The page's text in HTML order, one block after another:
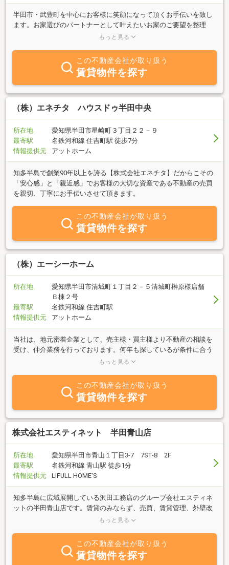
半田市・武豊町を中心にお客様に笑顔になって頂くお手伝いを致し
ます。お家選びのパートナーとして叶えたいお家のご要望を整理
し、不安なことや気になることを解決してぴったりの物件を一緒に
もっと見る
この不動産会社が取り扱う
賃貸物件を探す
（株）エネチタ ハウスドゥ半田中央
所在地
愛知県半田市星崎町３丁目２２－９
最寄駅
名鉄河和線 住吉町駅 徒歩7分
情報提供元
アットホーム
知多半島で創業90年以上を誇る【株式会社エネチタ】だからこその
「安心感」と「親近感」でお客様の大切な資産である不動産の売買
を親切、丁寧にお手伝いさせて頂きます。
この不動産会社が取り扱う
賃貸物件を探す
（株）エーシーホーム
所在地
愛知県半田市清城町１丁目２－５清城町榊原様店舗
Ｂ棟２号
最寄駅
名鉄河和線 住吉町駅
情報提供元
アットホーム
当社は、地元密着企業として、売主様・買主様より不動産の相談を
受け、仲介業務を行っております。何年も探しているが条件に合う
物件が見つからないなど、お悩みがありましたらお問合せくださ
ん！未公開物件の情報を提供できるかもしれません！気さくな女性
スタッフも在籍しておりますのでお気軽にお問い合わせくださいま
もっと見る
この不動産会社が取り扱う
賃貸物件を探す
株式会社エスティネット 半田青山店
所在地
愛知県半田市青山１丁目3-7 7ST-8 2F
最寄駅
名鉄河和線 青山駅 徒歩1分
情報提供元
LIFULL HOME'S
知多半島に広域展開している沢田工務店のグループ会社エスティネ
ットの半田青山店です。賃貸のみならず、売買、賃貸管理、外壁改
修、室内リフォーム等トータルサポートさせていただきます。お気
もっと見る
この不動産会社が取り扱う
賃貸物件を探す